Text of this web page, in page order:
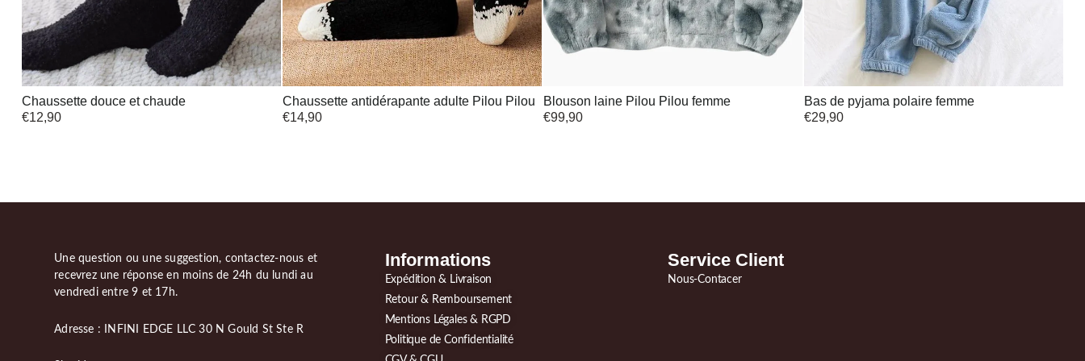
Chaussette douce et chaude
€12,90
Chaussette antidérapante adulte Pilou Pilou
€14,90
Blouson laine Pilou Pilou femme
€99,90
Bas de pyjama polaire femme
€29,90
Une question ou une suggestion, contactez-nous et
recevrez une réponse en moins de 24h du lundi au
vendredi entre 9 et 17h.
Adresse : INFINI EDGE LLC 30 N Gould St Ste R
Informations
Expédition & Livraison
Retour & Remboursement
Mentions Légales & RGPD
Politique de Confidentialité
Service Client
Nous-Contacer